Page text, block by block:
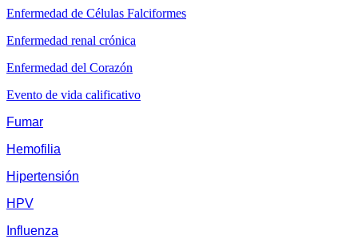
Enfermedad de Células Falciformes
Enfermedad renal crónica
Enfermedad del Corazón
Evento de vida calificativo
Fumar
Hemofilia
Hipertensión
HPV
Influenza